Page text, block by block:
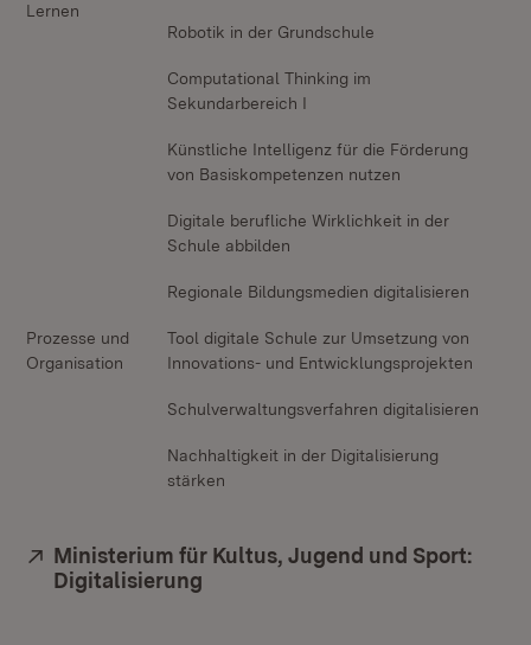
Lernen
Robotik in der Grundschule
Computational Thinking im
Sekundarbereich I
Künstliche Intelligenz für die Förderung
von Basiskompetenzen nutzen
Digitale berufliche Wirklichkeit in der
Schule abbilden
Regionale Bildungsmedien digitalisieren
Prozesse und
Organisation
Tool digitale Schule zur Umsetzung von
Innovations- und Entwicklungsprojekten
Schulverwaltungsverfahren digitalisieren
Nachhaltigkeit in der Digitalisierung
stärken
Extern:
Ministerium für Kultus, Jugend und Sport:
Digitalisierung